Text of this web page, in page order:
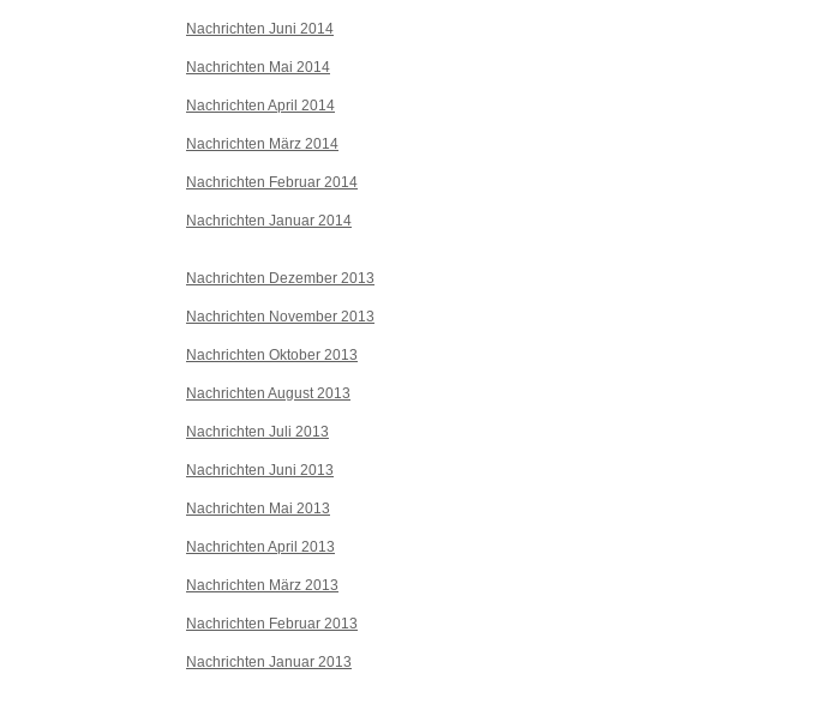
Nachrichten Juni 2014
Nachrichten Mai 2014
Nachrichten April 2014
Nachrichten März 2014
Nachrichten Februar 2014
Nachrichten Januar 2014
Nachrichten Dezember 2013
Nachrichten November 2013
Nachrichten Oktober 2013
Nachrichten August 2013
Nachrichten Juli 2013
Nachrichten Juni 2013
Nachrichten Mai 2013
Nachrichten April 2013
Nachrichten März 2013
Nachrichten Februar 2013
Nachrichten Januar 2013